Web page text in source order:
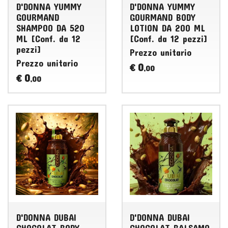
D'DONNA YUMMY
GOURMAND
SHAMPOO DA 520
ML [Conf. da 12
pezzi]
Prezzo unitario
€ 0,00
D'DONNA YUMMY
GOURMAND BODY
LOTION DA 200 ML
[Conf. da 12 pezzi]
Prezzo unitario
€ 0,00
D'DONNA DUBAI
D'DONNA DUBAI